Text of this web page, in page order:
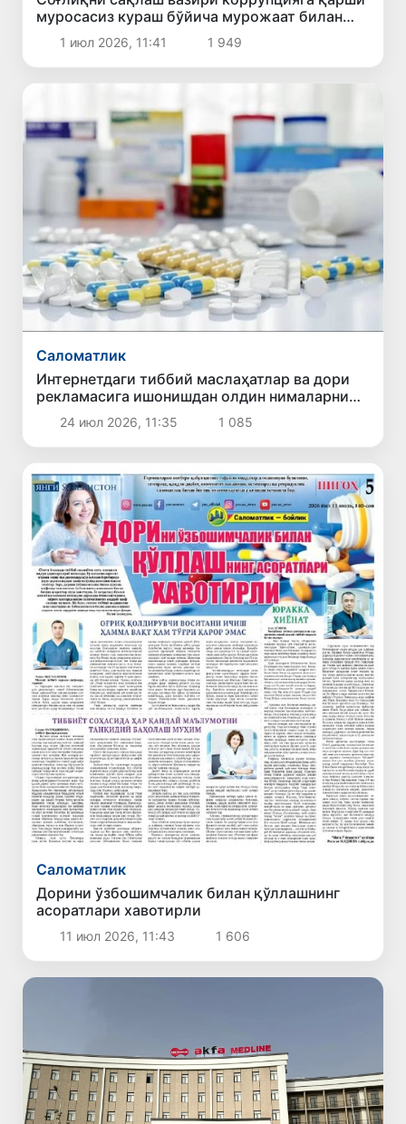
муросасиз кураш бўйича мурожаат билан
чиқди1 июл 2026, 11:41 1 949
Саломатлик
Интернетдаги тиббий маслаҳатлар ва дори
рекламасига ишонишдан олдин нималарни
билиш керак?
24 июл 2026, 11:35 1 085
Саломатлик
Дорини ўзбошимчалик билан қўллашнинг
асоратлари хавотирли
11 июл 2026, 11:43 1 606